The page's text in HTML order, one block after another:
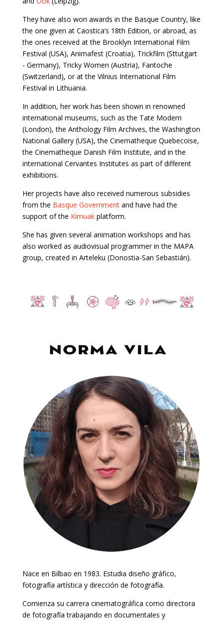
They have also won awards in the Basque Country, like
the one given at Caostica’s 18th Edition, or abroad, as
the ones received at the Brooklyn International Film
Festival (USA), Animafest (Croatia), Trickfilm (Sttutgart
- Germany), Tricky Women (Austria), Fantoche
(Switzerland), or at the Vilnius International Film
Festival in Lithuania.
In addition, her work has been shown in renowned
international museums, such as the Tate Modern
(London), the Anthology Film Archives, the Washington
National Gallery (USA), the Cinematheque Quebecoise,
the Cinematheque Danish Film Institute, and in the
international Cervantes Institutes as part of different
exhibitions.
Her projects have also received numerous subsidies
from the Basque Governmentand have had the
support of the Kimuakplatform.
She has given several animation workshops and has
also worked as audiovisual programmer in the MAPA
group, created in Arteleku (Donostia-San Sebastián).
Nace en Bilbao en 1983. Estudia diseño gráfico,
fotografía artística y dirección de fotografía.
Comienza su carrera cinematográfica como directora
de fotografía trabajando en documentales y